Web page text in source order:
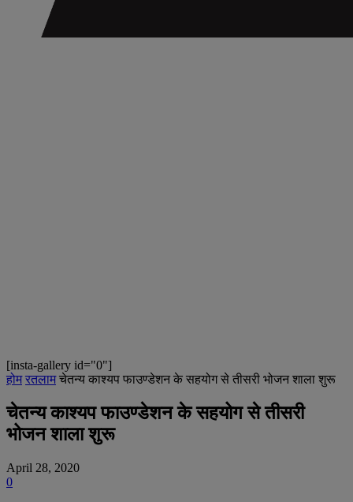
[insta-gallery id="0"]
होम रतलाम चेतन्य काश्यप फाउण्डेशन के सहयोग से तीसरी भोजन शाला शुरू
चेतन्य काश्यप फाउण्डेशन के सहयोग से तीसरी
भोजन शाला शुरू
April 28, 2020
0